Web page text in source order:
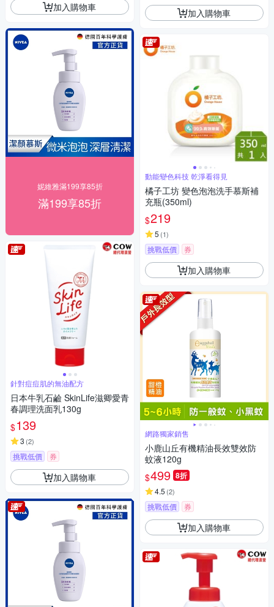
加入購物車
妮維雅滿199享85折
滿199享85折
針對痘痘肌的無油配方
日本牛乳石鹼 SkinLife滋卿愛青
春調理洗面乳130g
$139
3 (2)
挑戰低價 券
加入購物車
加入購物車
動能變色科技 乾淨看得見
橘子工坊 變色泡泡洗手慕斯補
充瓶(350ml)
$219
5 (1)
挑戰低價 券
加入購物車
網路獨家銷售
小鹿山丘有機精油長效雙效防
蚊液120g
$499 8折
4.5 (2)
挑戰低價 券
加入購物車